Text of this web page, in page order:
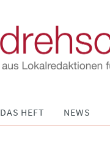
DAS HEFT NEWS